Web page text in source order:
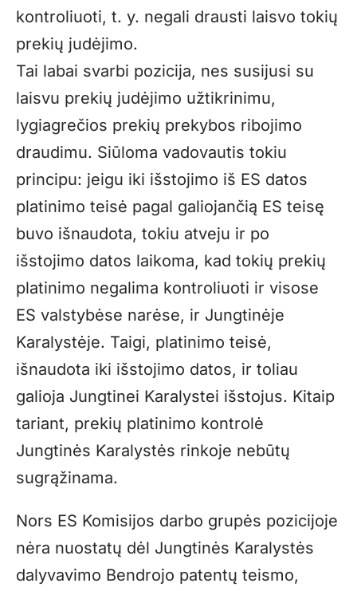
kontroliuoti, t. y. negali drausti laisvo tokių
prekių judėjimo.
Tai labai svarbi pozicija, nes susijusi su
laisvu prekių judėjimo užtikrinimu,
lygiagrečios prekių prekybos ribojimo
draudimu. Siūloma vadovautis tokiu
principu: jeigu iki išstojimo iš ES datos
platinimo teisė pagal galiojančią ES teisę
buvo išnaudota, tokiu atveju ir po
išstojimo datos laikoma, kad tokių prekių
platinimo negalima kontroliuoti ir visose
ES valstybėse narėse, ir Jungtinėje
Karalystėje. Taigi, platinimo teisė,
išnaudota iki išstojimo datos, ir toliau
galioja Jungtinei Karalystei išstojus. Kitaip
tariant, prekių platinimo kontrolė
Jungtinės Karalystės rinkoje nebūtų
sugrąžinama.
Nors ES Komisijos darbo grupės pozicijoje
nėra nuostatų dėl Jungtinės Karalystės
dalyvavimo Bendrojo patentų teismo,